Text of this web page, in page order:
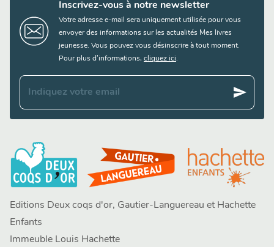
Inscrivez-vous à notre newsletter
Votre adresse e-mail sera uniquement utilisée pour vous
envoyer des informations sur les actualités Mes livres
jeunesse. Vous pouvez vous désinscrire à tout moment.
Pour plus d’informations, cliquez ici.
Indiquez votre email send
Editions Deux coqs d'or, Gautier-Languereau et Hachette
Enfants
Immeuble Louis Hachette